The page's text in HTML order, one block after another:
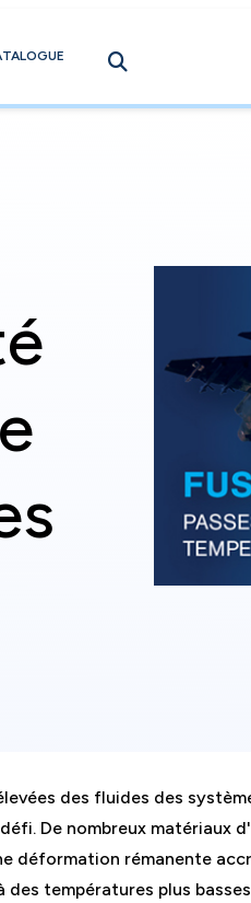
des fluides des
De nombreux matériaux
déformation rémanente
températures plus